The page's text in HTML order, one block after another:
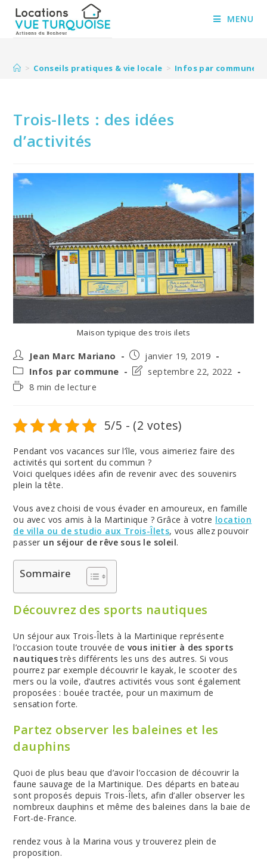
content
MENU
> Conseils pratiques & vie locale > Infos par commune
Trois-Ilets : des idées
d’activités
Maison typique des trois ilets
Auteur/autrice
de
la
publication :
Jean Marc Mariano
Post
published:
janvier 19, 2019
Post
category:
Infos par commune
Postseptembre 22, 2022
Temps8 min de lecture
5/5 - (2 votes)
Pendant vos vacances sur l’île, vous aimeriez faire des
activités qui sortent du commun ?
Voici quelques idées afin de revenir avec des souvenirs
plein la tête.
Vous avez choisi de vous évader en amoureux, en famille
ou avec vos amis à la Martinique ? Grâce à votre location
de villa ou de studio aux Trois-Îlets, vous allez pouvoir
passer un séjour de rêve sous le soleil.
Sommaire
Découvrez des sports nautiques
Un séjour aux Trois-Îlets à la Martinique représente
l’occasion toute trouvée de vous initier à des sports
nautiquestrès différents les uns des autres. Si vous
pourrez par exemple découvrir le kayak, le scooter des
mers ou la voile, d’autres activités vous sont également
proposées : bouée tractée, pour un maximum de
sensation forte.
Partez observer les baleines et les
dauphins
Quoi de plus beau que d’avoir l’occasion de découvrir la
faune sauvage de la Martinique. Des départs en bateau
sont proposés depuis Trois-Îlets, afin d’aller observer les
nombreux dauphins et même des baleines dans la baie de
Fort-de-France.
rendez vous à la Marina vous y trouverez plein de
proposition.